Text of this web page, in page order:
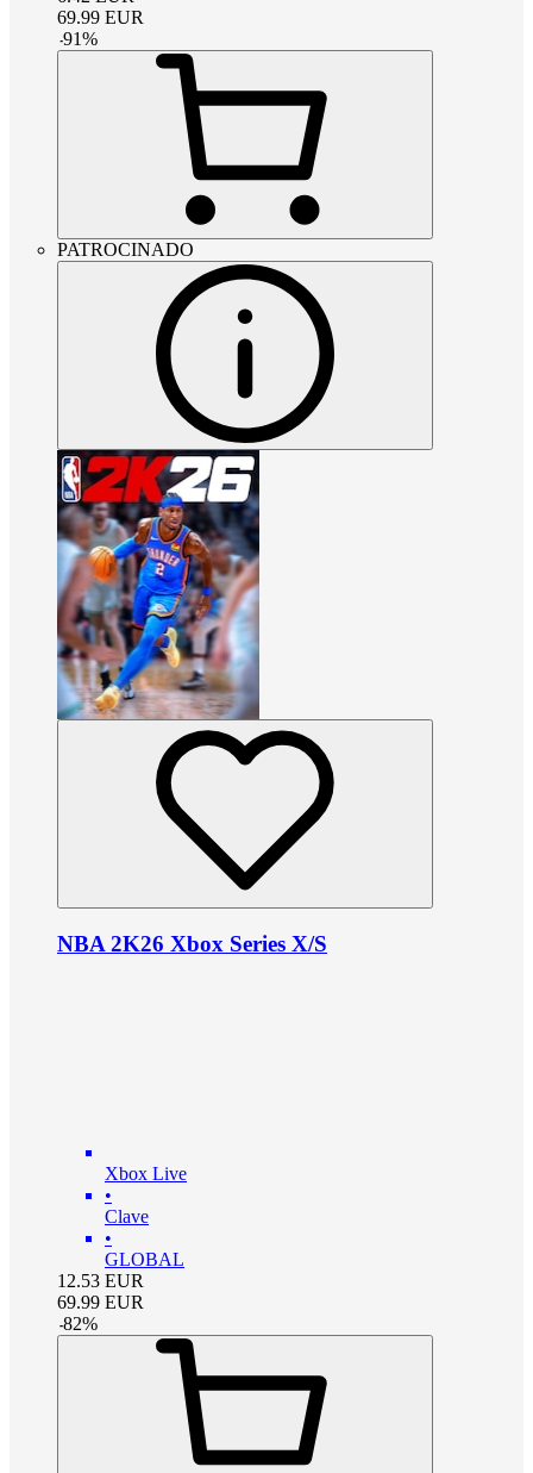
69.99 EUR
-91%
PATROCINADO
NBA 2K26 Xbox Series X/S
Xbox Live
•
Clave
•
GLOBAL
12.53 EUR
69.99 EUR
-82%